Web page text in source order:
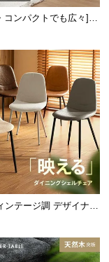
棚。コンセン
コンパクトでも広々] 3
ベッド リクライニン
ンテージ調 デザイナー
ア